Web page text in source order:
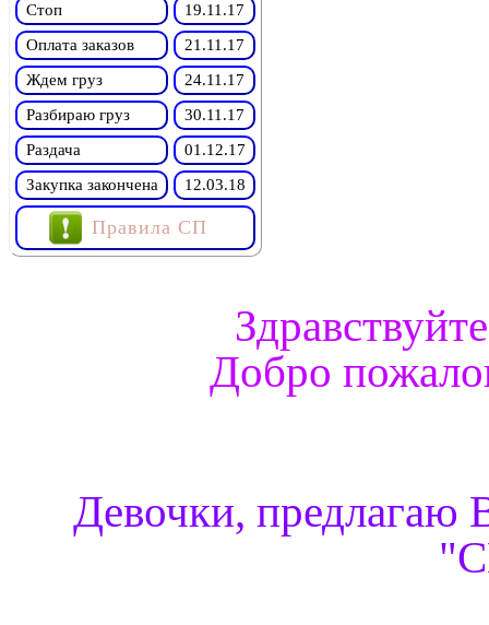
Стоп
19.11.17
Оплата заказов
21.11.17
Ждем груз
24.11.17
Разбираю груз
30.11.17
Раздача
01.12.17
Закупка закончена
12.03.18
Правила СП
Добро
Девочки, предлагаю